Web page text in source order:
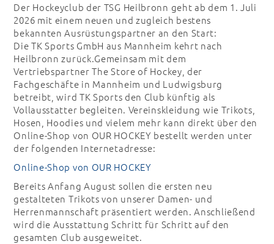
Der Hockeyclub der TSG Heilbronn geht ab dem 1. Juli
2026 mit einem neuen und zugleich bestens
bekannten Ausrüstungspartner an den Start:
Die TK Sports GmbH aus Mannheim kehrt nach
Heilbronn zurück.Gemeinsam mit dem
Vertriebspartner The Store of Hockey, der
Fachgeschäfte in Mannheim und Ludwigsburg
betreibt, wird TK Sports den Club künftig als
Vollausstatter begleiten. Vereinskleidung wie Trikots,
Hosen, Hoodies und vielem mehr kann direkt über den
Online-Shop von OUR HOCKEY bestellt werden unter
der folgenden Internetadresse:
Online-Shop von OUR HOCKEY
Bereits Anfang August sollen die ersten neu
gestalteten Trikots von unserer Damen- und
Herrenmannschaft präsentiert werden. Anschließend
wird die Ausstattung Schritt für Schritt auf den
gesamten Club ausgeweitet.